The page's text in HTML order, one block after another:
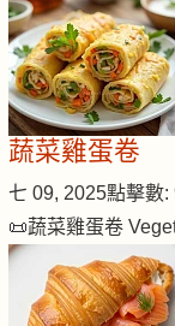
蔬菜雞蛋卷
七 09, 2025點擊數:
📜蔬菜雞蛋卷